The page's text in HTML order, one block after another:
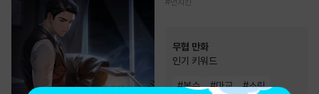
#먼치킨
무협 만화
인기 키워드
#복수 #마교 #소림